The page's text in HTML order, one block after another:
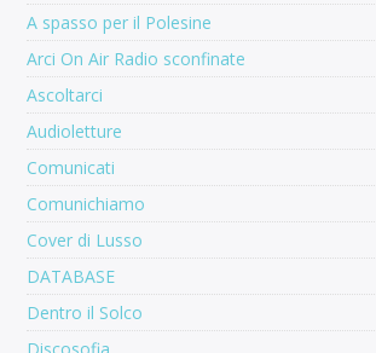
A spasso per il Polesine
Arci On Air Radio sconfinate
Ascoltarci
Audioletture
Comunicati
Comunichiamo
Cover di Lusso
DATABASE
Dentro il Solco